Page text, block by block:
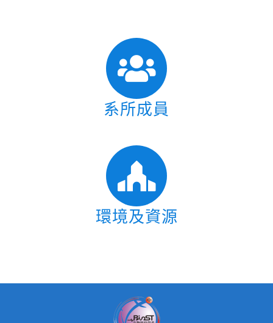
系所成員
環境及資源